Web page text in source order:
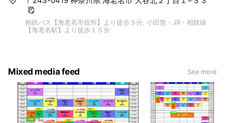
相鉄バス【海老名市役所】より徒歩３分, 小田急・JR・相鉄線
【海老名駅】より徒歩１５分
Mixed media feed See more